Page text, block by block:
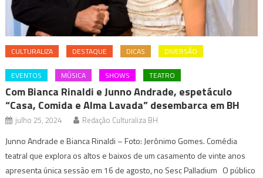
CULTURALIZA DESTAQUE DICAS DIVERSÃO
EVENTOS MÚSICA SHOWS TEATRO
Com Bianca Rinaldi e Junno Andrade, espetáculo
“Casa, Comida e Alma Lavada” desembarca em BH
julho 25, 2024 Redação Culturaliza BH
Junno Andrade e Bianca Rinaldi – Foto: Jerônimo Gomes. Comédia
teatral que explora os altos e baixos de um casamento de vinte anos
apresenta única sessão em 16 de agosto, no Sesc Palladium O público